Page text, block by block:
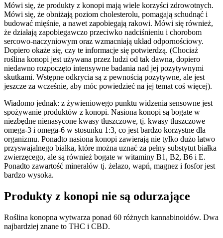
Mówi się, że produkty z konopi mają wiele korzyści zdrowotnych.
Mówi się, że obniżają poziom cholesterolu, pomagają schudnąć i
budować mięśnie, a nawet zapobiegają rakowi. Mówi się również,
że działają zapobiegawczo przeciwko nadciśnieniu i chorobom
sercowo-naczyniowym oraz wzmacniają układ odpornościowy.
Dopiero okaże się, czy te informacje się potwierdzą. (Chociaż
roślina konopi jest używana przez ludzi od tak dawna, dopiero
niedawno rozpoczęto intensywne badania nad jej pozytywnymi
skutkami. Wstępne odkrycia są z pewnością pozytywne, ale jest
jeszcze za wcześnie, aby móc powiedzieć na jej temat coś więcej).
Wiadomo jednak: z żywieniowego punktu widzenia sensowne jest
spożywanie produktów z konopi. Nasiona konopi są bogate w
niezbędne nienasycone kwasy tłuszczowe, tj. kwasy tłuszczowe
omega-3 i omega-6 w stosunku 1:3, co jest bardzo korzystne dla
organizmu. Ponadto nasiona konopi zawierają nie tylko dużo łatwo
przyswajalnego białka, które można uznać za pełny substytut białka
zwierzęcego, ale są również bogate w witaminy B1, B2, B6 i E.
Ponadto zawartość minerałów tj. żelazo, wapń, magnez i fosfor jest
bardzo wysoka.
Produkty z konopi nie są odurzające
Roślina konopna wytwarza ponad 60 różnych kannabinoidów. Dwa
najbardziej znane to THC i CBD.